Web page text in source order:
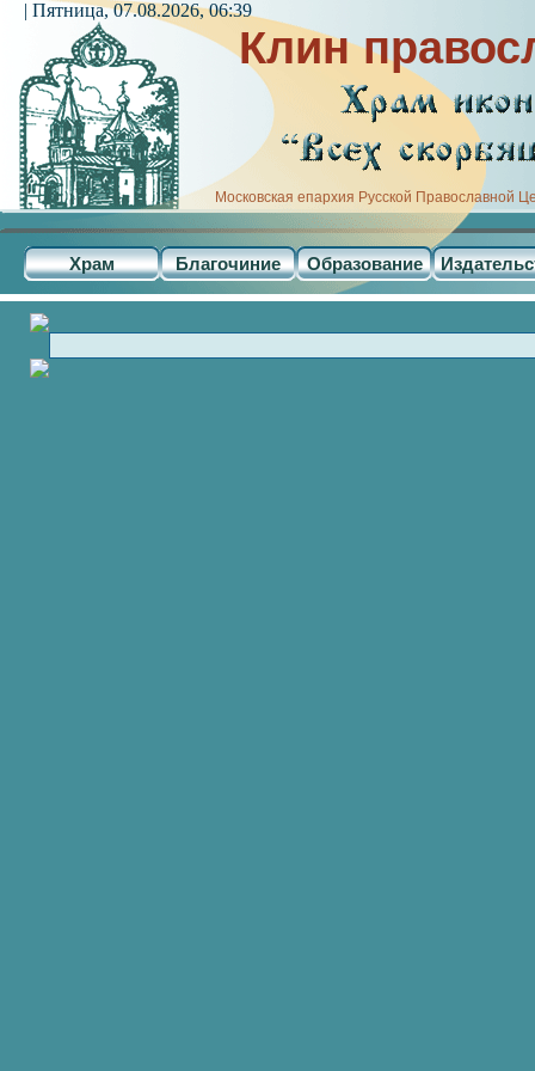
Клин
Московская епархия Русской Православной
Храм Благочиние Образование
| Пятница, 07.08.2026, 06:39